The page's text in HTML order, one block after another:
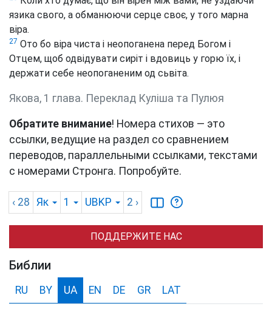
язика свого, а обманюючи серце своє, у того марна
віра.
27 Ото бо віра чиста і неопоганена перед Богом і
Отцем, щоб одвідувати сиріт і вдовиць у горю їх, і
держати себе неопоганеним од сьвіта.
Якова, 1 глава. Переклад Куліша та Пулюя
Обратите внимание! Номера стихов — это
ссылки, ведущие на раздел со сравнением
переводов, параллельными ссылками, текстами
с номерами Стронга. Попробуйте.
‹ 28 Як 1 UBKP 2 ›
ПОДДЕРЖИТЕ НАС
Библии
RU BY UA EN DE GR LAT